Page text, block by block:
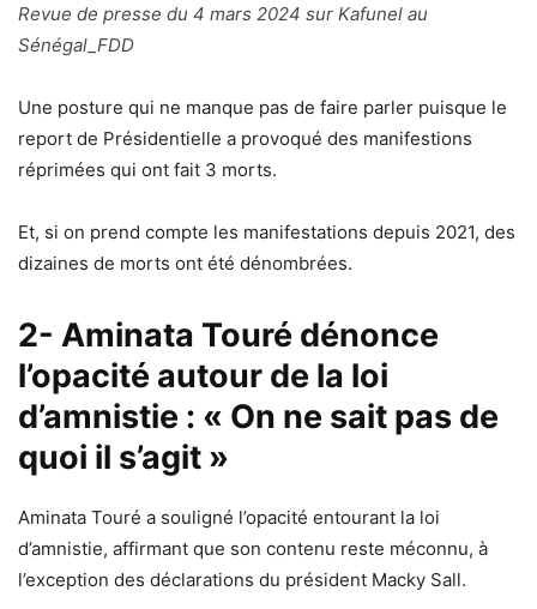
Revue de presse du 4 mars 2024 sur Kafunel au
Sénégal_FDD
Une posture qui ne manque pas de faire parler puisque le
report de Présidentielle a provoqué des manifestions
réprimées qui ont fait 3 morts.
Et, si on prend compte les manifestations depuis 2021, des
dizaines de morts ont été dénombrées.
2- Aminata Touré dénonce
l’opacité autour de la loi
d’amnistie : « On ne sait pas de
quoi il s’agit »
Aminata Touré a souligné l’opacité entourant la loi
d’amnistie, affirmant que son contenu reste méconnu, à
l’exception des déclarations du président Macky Sall.